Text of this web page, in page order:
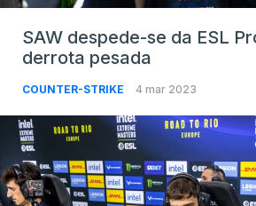
SAW despede-se da ESL
derrota pesada
COUNTER-STRIKE 4 mar 2023